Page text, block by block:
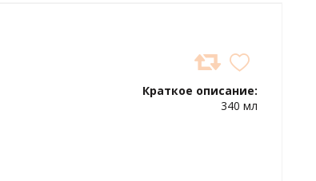
Краткое описание:
340 мл